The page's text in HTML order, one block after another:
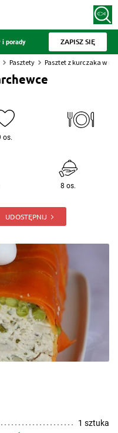
i porady ZAPISZ SIĘ
Pasztety Pasztet z kurczaka w
os.
8 os.
UDOSTĘPNIJ
1 sztuka